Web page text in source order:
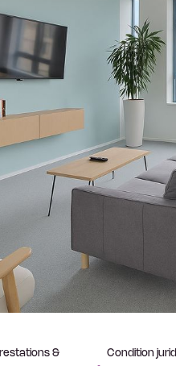
& Condition